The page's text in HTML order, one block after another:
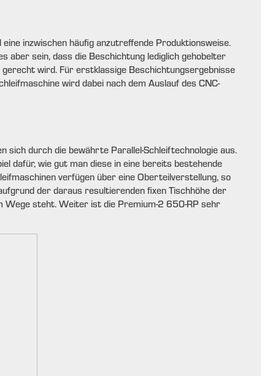
inzwischen häufig anzutreffende Produktionsweise.
aber sein, dass die Beschichtung lediglich gehobelter
wird. Für erstklassige Beschichtungsergebnisse
wird dabei nach dem Auslauf des CNC-
sich durch die bewährte Parallel-Schleiftechnologie aus.
dafür, wie gut man diese in eine bereits bestehende
verfügen über eine Oberteilverstellung, so
der daraus resultierenden fixen Tischhöhe der
Wege steht. Weiter ist die Premium-2 650-RP sehr